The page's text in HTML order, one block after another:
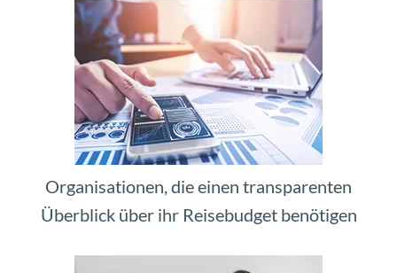
Organisationen, die einen transparenten
Überblick über ihr Reisebudget benötigen